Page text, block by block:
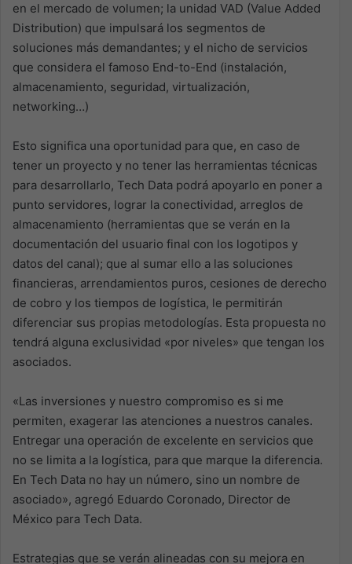
en el mercado de volumen; la unidad VAD (Value Added
Distribution) que impulsará los segmentos de
soluciones más demandantes; y el nicho de servicios
que considera el famoso End-to-End (instalación,
almacenamiento, seguridad, virtualización,
networking…)
Esto significa una oportunidad para que, en caso de
tener un proyecto y no tener las herramientas técnicas
para desarrollarlo, Tech Data podrá apoyarlo en poner a
punto servidores, lograr la conectividad, arreglos de
almacenamiento (herramientas que se verán en la
documentación del usuario final con los logotipos y
datos del canal); que al sumar ello a las soluciones
financieras, arrendamientos puros, cesiones de derecho
de cobro y los tiempos de logística, le permitirán
diferenciar sus propias metodologías. Esta propuesta no
tendrá alguna exclusividad «por niveles» que tengan los
asociados.
«Las inversiones y nuestro compromiso es si me
permiten, exagerar las atenciones a nuestros canales.
Entregar una operación de excelente en servicios que
no se limita a la logística, para que marque la diferencia.
En Tech Data no hay un número, sino un nombre de
asociado», agregó Eduardo Coronado, Director de
México para Tech Data.
Estrategias que se verán alineadas con su mejora en